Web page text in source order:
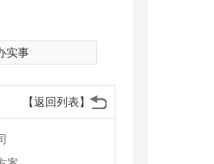
实事
【返回列表】